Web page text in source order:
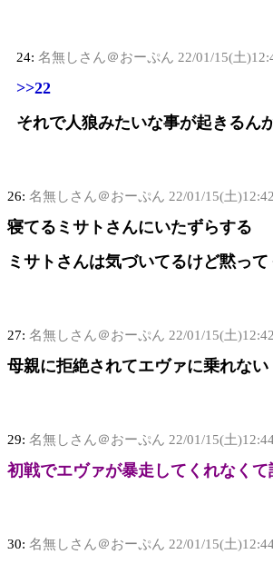
24: 名無しさん＠おーぷん 22/01/15(土
>>22
それで人狼みたいな事が起きるん
26: 名無しさん＠おーぷん 22/01/15(土
寝てるミサトさんにいたずらする
ミサトさんは気づいてるけど黙って
27: 名無しさん＠おーぷん 22/01/15(土
母親に拒絶されてエヴァに乗れない
29: 名無しさん＠おーぷん 22/01/15(土
初戦でエヴァが暴走してくれなくて
30: 名無しさん＠おーぷん 22/01/15(土